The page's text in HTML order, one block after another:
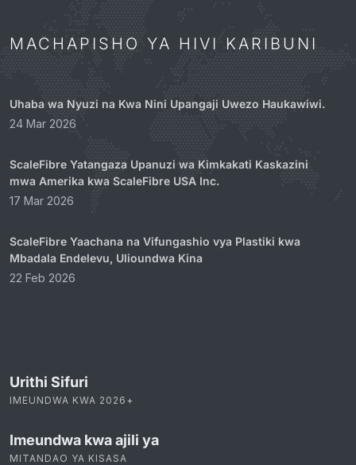
MACHAPISHO YA HIVI KARIBUNI
Uhaba wa Nyuzi na Kwa Nini Upangaji Uwezo Haukawiwi.
24 Mar 2026
ScaleFibre Yatangaza Upanuzi wa Kimkakati Kaskazini
mwa Amerika kwa ScaleFibre USA Inc.
17 Mar 2026
ScaleFibre Yaachana na Vifungashio vya Plastiki kwa
Mbadala Endelevu, Ulioundwa Kina
22 Feb 2026
Urithi Sifuri
IMEUNDWA KWA 2026+
Imeundwa kwa ajili ya
MITANDAO YA KISASA